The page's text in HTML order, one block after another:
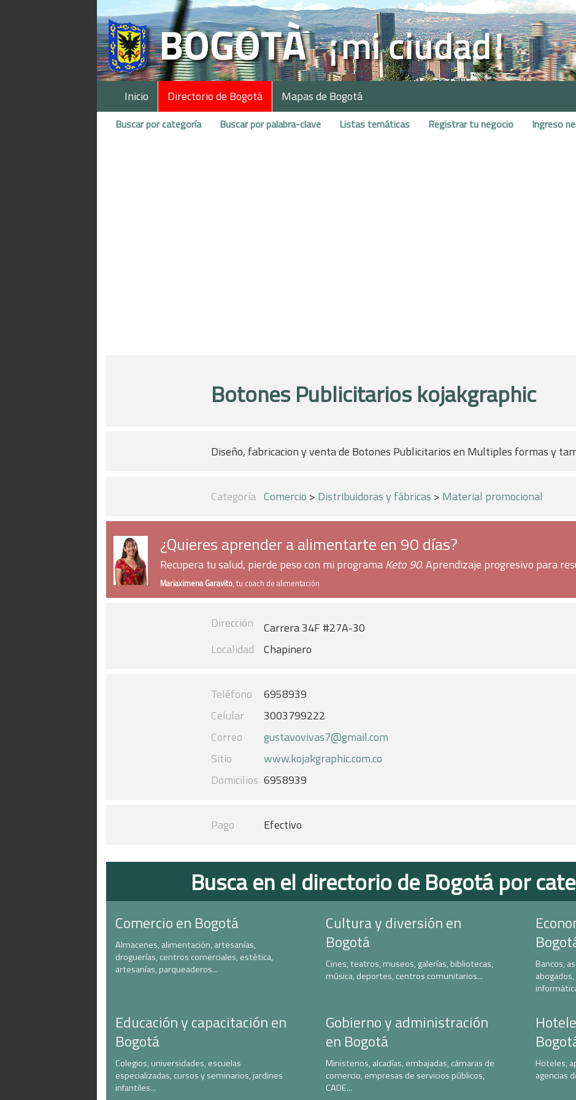
Inicio Directorio de Bogotá Mapas de Bogotá
Buscar por categoría Buscar por palabra-clave Listas temáticas Registrar tu negocio Ingreso
Botones Publicitarios kojakgraphic
Diseño, fabricacion y venta de Botones Publicitarios en Multiples formas y
Categoría Comercio > Distribuidoras y fábricas > Material promocional
¿Quieres aprender a alimentarte en 90 días?
Recupera tu salud, pierde peso con mi programaKeto 90. Aprendizaje progresivo para
Mariaximena Garavito, tu coach de alimentación
Dirección
Carrera 34F #27A-30
Localidad
Chapinero
Teléfono
6958939
Celular
3003799222
Correo
gustavovivas7@gmail.com
Sitio
www.kojakgraphic.com.co
Domicilios 6958939
Pago Efectivo
Busca en el directorio de Bogotá por
Comercio en Bogotá
Almacenes, alimentación, artesanías,
droguerías, centros comerciales, estética,
artesanías, parqueaderos...
Cultura y diversión en
Bogotá
Cines, teatros, museos, galerías, bibliotecas,
música, deportes, centros comunitarios...
Bancos,
Educación y capacitación en
Bogotá
Colegios, universidades, escuelas
especializadas, cursos y seminarios, jardines
infantiles...
Gobierno y administración
en Bogotá
Ministerios, alcadías, embajadas, cámaras de
comercio, empresas de servicios públicos,
CADE...
Hoteles,
agencias